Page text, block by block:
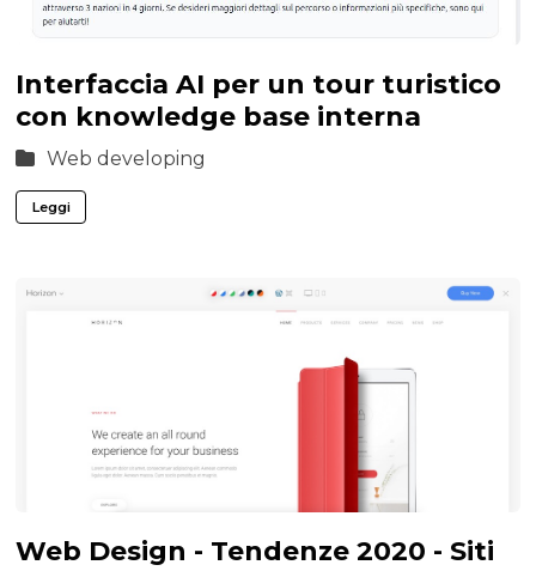
Interfaccia AI per un tour turistico
con knowledge base interna
Web developing
Leggi
Web Design - Tendenze 2020 - Siti